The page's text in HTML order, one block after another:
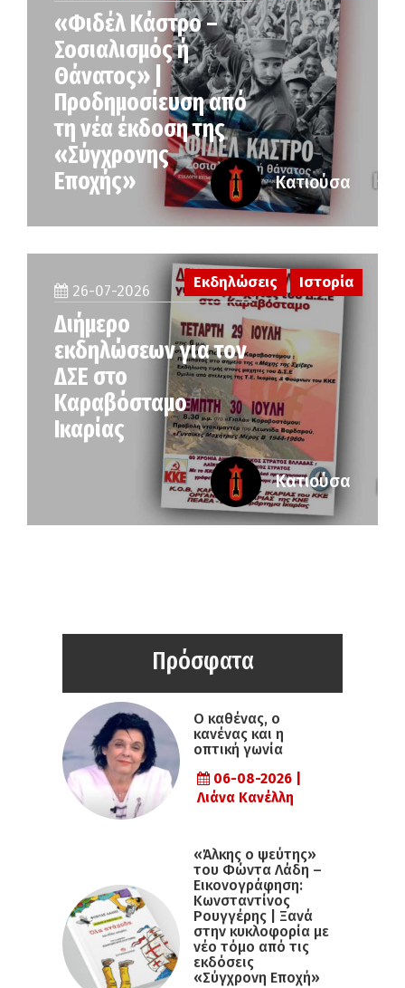
«Φιδέλ Κάστρο –
Σοσιαλισμός ή
Θάνατος» |
Προδημοσίευση από
τη νέα έκδοση της
«Σύγχρονης
Εποχής»
Κατιούσα
26-07-2026
Διήμερο
εκδηλώσεων για τον
ΔΣΕ στο
Καραβόσταμο
Ικαρίας
Εκδηλώσεις Ιστορία
Κατιούσα
Πρόσφατα
Ο καθένας, ο
κανένας και η
οπτική γωνία
06-08-2026 |
Λιάνα Κανέλλη
«Άλκης ο ψεύτης»
του Φώντα Λάδη –
Εικονογράφηση:
Κωνσταντίνος
Ρουγγέρης | Ξανά
στην κυκλοφορία με
νέο τόμο από τις
εκδόσεις
«Σύγχρονη Εποχή»